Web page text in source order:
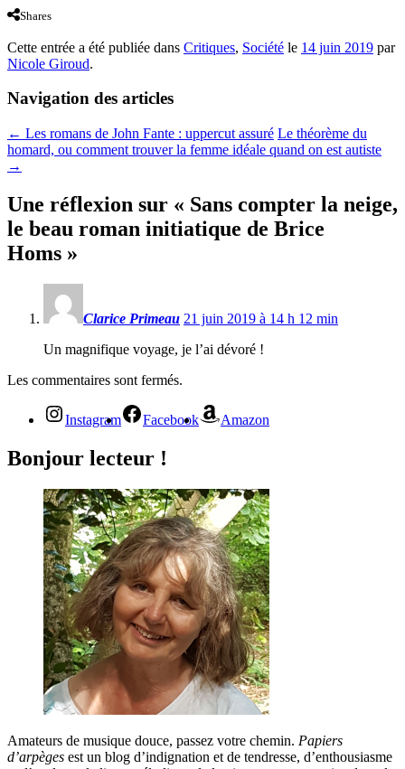
Shares
Cette entrée a été publiée dans Critiques, Société le 14 juin 2019 par
Nicole Giroud.
Navigation des articles
← Les romans de John Fante : uppercut assuré Le théorème du
homard, ou comment trouver la femme idéale quand on est autiste
→
Une réflexion sur « Sans compter la neige,
le beau roman initiatique de Brice
Homs »
Clarice Primeau 21 juin 2019 à 14 h 12 min
Un magnifique voyage, je l’ai dévoré !
Les commentaires sont fermés.
Instagram Facebook Amazon
Bonjour lecteur !
Amateurs de musique douce, passez votre chemin. Papiers
d’arpèges est un blog d’indignation et de tendresse, d’enthousiasme